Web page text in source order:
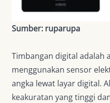
Sumber: ruparupa
Timbangan digital adalah
menggunakan sensor
angka lewat layar digital.
keakuratan yang tinggi